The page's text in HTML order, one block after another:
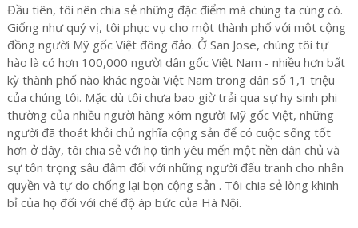
Đầu tiên, tôi nên chia sẻ những đặc điểm mà chúng ta cùng có.
Giống như quý vị, tôi phục vụ cho một thành phố với một cộng
đồng người Mỹ gốc Việt đông đảo. Ở San Jose, chúng tôi tự
hào là có hơn 100,000 người dân gốc Việt Nam - nhiều hơn bất
kỳ thành phố nào khác ngoài Việt Nam trong dân số 1,1 triệu
của chúng tôi. Mặc dù tôi chưa bao giờ trải qua sự hy sinh phi
thường của nhiều người hàng xóm người Mỹ gốc Việt, những
người đã thoát khỏi chủ nghĩa cộng sản để có cuộc sống tốt
hơn ở đây, tôi chia sẻ với họ tình yêu mến một nền dân chủ và
sự tôn trọng sâu đâm đối với những người đấu tranh cho nhân
quyền và tự do chống lại bọn cộng sản . Tôi chia sẻ lòng khinh
bỉ của họ đối với chế độ áp bức của Hà Nội.